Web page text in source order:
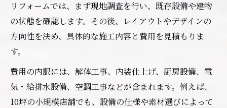
リフォームでは、まず現地調査を行い、既存設備や建物
の状態を確認します。その後、レイアウトやデザインの
方向性を決め、具体的な施工内容と費用を見積もりま
す。
費用の内訳には、解体工事、内装仕上げ、厨房設備、電
気・給排水設備、空調工事などが含まれます。例えば、
10坪の小規模店舗でも、設備の仕様や素材選びによって